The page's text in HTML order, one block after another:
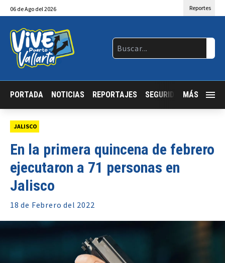
06 deAgo del 2026 Reportes
PORTADA NOTICIAS REPORTAJES SEGURIDAD JALISCO
MÁS
JALISCO
En la primera quincena de febrero
ejecutaron a 71 personas en
Jalisco
18 de Febrero del 2022